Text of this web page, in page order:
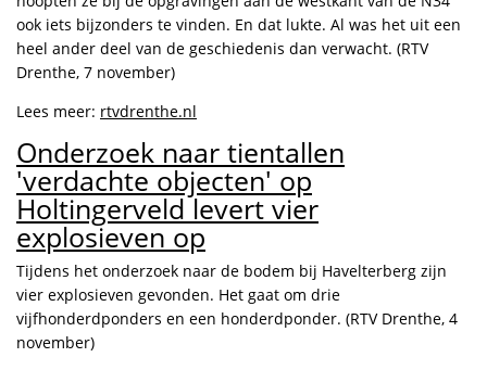
ook iets bijzonders te vinden. En dat lukte. Al was het uit een
heel ander deel van de geschiedenis dan verwacht. (RTV
Drenthe, 7 november)
Lees meer: rtvdrenthe.nl
Onderzoek naar tientallen
'verdachte objecten' op
Holtingerveld levert vier
explosieven op
Tijdens het onderzoek naar de bodem bij Havelterberg zijn
vier explosieven gevonden. Het gaat om drie
vijfhonderdponders en een honderdponder. (RTV Drenthe, 4
november)